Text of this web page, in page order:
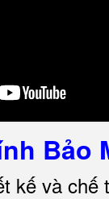
Bảo
kế và chế